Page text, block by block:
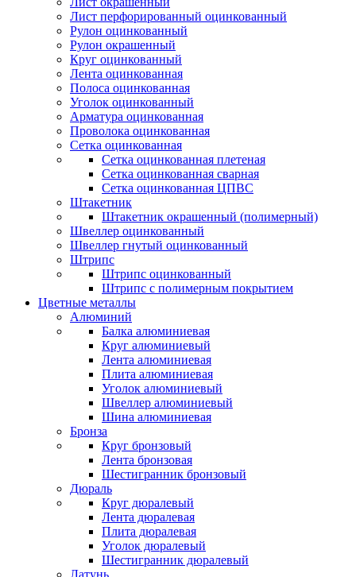
Лист перфорированный оцинкованный
Рулон оцинкованный
Рулон окрашенный
Круг оцинкованный
Лента оцинкованная
Полоса оцинкованная
Уголок оцинкованный
Арматура оцинкованная
Проволока оцинкованная
Сетка оцинкованная
Сетка оцинкованная плетеная
Сетка оцинкованная сварная
Сетка оцинкованная ЦПВС
Штакетник
Штакетник окрашенный (полимерный)
Швеллер оцинкованный
Швеллер гнутый оцинкованный
Штрипс
Штрипс оцинкованный
Штрипс с полимерным покрытием
Цветные металлы
Алюминий
Балка алюминиевая
Круг алюминиевый
Лента алюминиевая
Плита алюминиевая
Уголок алюминиевый
Швеллер алюминиевый
Шина алюминиевая
Бронза
Круг бронзовый
Лента бронзовая
Шестигранник бронзовый
Дюраль
Круг дюралевый
Лента дюралевая
Плита дюралевая
Уголок дюралевый
Шестигранник дюралевый
Латунь